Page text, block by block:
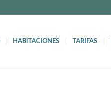
HABITACIONES TARIFAS